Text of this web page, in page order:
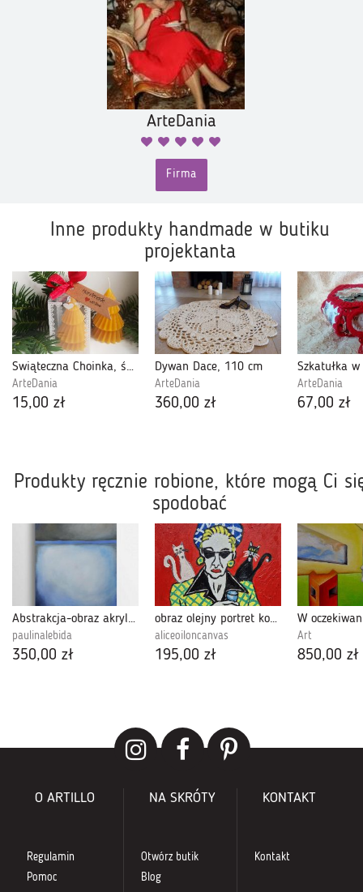
ArteDania
Firma
Inne produkty handmade w butiku
projektanta
Świąteczna Choinka, świeca z wosku pszczelego
ArteDania
15,00 zł
Dywan Dace, 110 cm
ArteDania
360,00 zł
Szkatułka
ArteDania
67,00 zł
Produkty ręcznie robione, które mogą Ci
spodobać
Abstrakcja-obraz akrylowy formatu 50/40 cm
paulinalebida
350,00 zł
obraz olejny portret kobiety ona i dwa koty
aliceoiloncanvas
195,00 zł
W
Art
850,00 zł
O ARTILLO
Regulamin
Pomoc
NA SKRÓTY
Otwórz butik
Blog
KONTAKT
Kontakt